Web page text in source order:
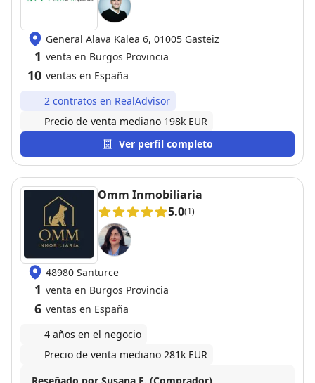
General Alava Kalea 6, 01005 Gasteiz
1 venta en Burgos Provincia
10 ventas en España
2 contratos en RealAdvisor
Precio de venta mediano 198k EUR
Ver perfil completo
Omm Inmobiliaria
5.0(1)
48980 Santurce
1 venta en Burgos Provincia
6 ventas en España
4 años en el negocio
Precio de venta mediano 281k EUR